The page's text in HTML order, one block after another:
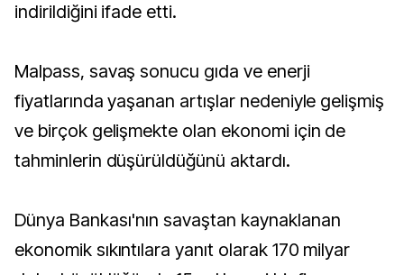
indirildiğini ifade etti.
Malpass, savaş sonucu gıda ve enerji
fiyatlarında yaşanan artışlar nedeniyle gelişmiş
ve birçok gelişmekte olan ekonomi için de
tahminlerin düşürüldüğünü aktardı.
Dünya Bankası'nın savaştan kaynaklanan
ekonomik sıkıntılara yanıt olarak 170 milyar